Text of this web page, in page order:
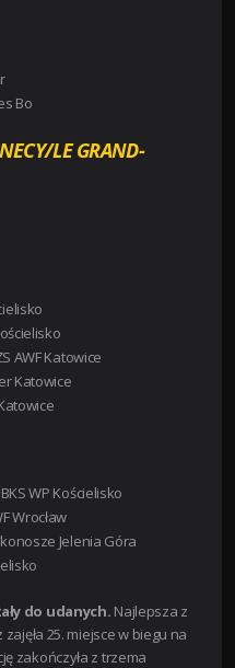
Bo
LE GRAND-
AWF Katowice
Katowice
WP Kościelisko
Wrocław
Jelenia Góra
do udanych. Najlepsza z
25. miejsce w biegu na
zakończyła z trzema